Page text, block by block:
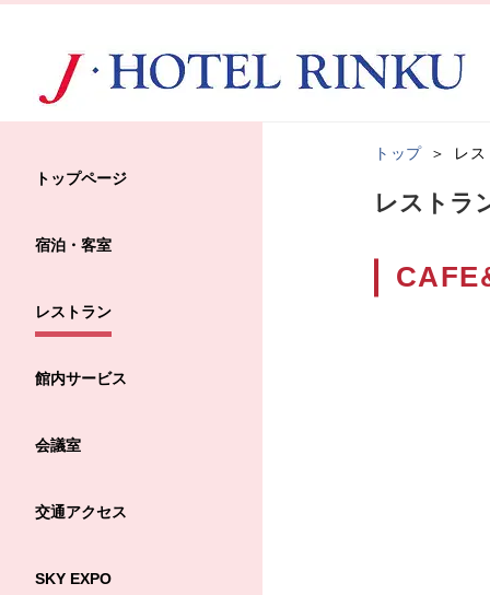
トップページ
宿泊・客室
レストラン
館内サービス
会議室
交通アクセス
SKY EXPO
トップ レス
レストラ